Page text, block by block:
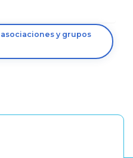
y grupos